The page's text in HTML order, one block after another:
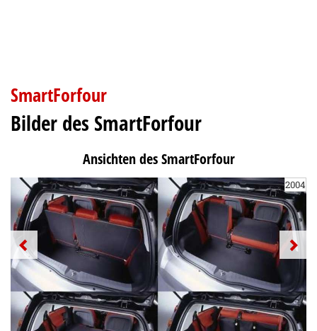
SmartForfour
Bilder des SmartForfour
Ansichten des SmartForfour
2004